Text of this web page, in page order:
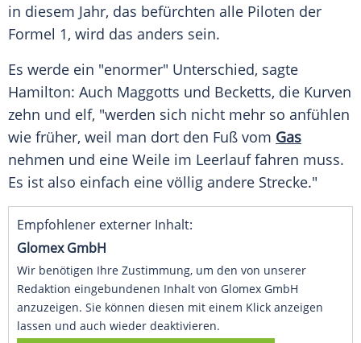
in diesem Jahr, das befürchten alle Piloten der
Formel 1, wird das anders sein.
Es werde ein "enormer" Unterschied, sagte
Hamilton: Auch Maggotts und Becketts, die Kurven
zehn und elf, "werden sich nicht mehr so anfühlen
wie früher, weil man dort den Fuß vom Gas
nehmen und eine Weile im Leerlauf fahren muss.
Es ist also einfach eine völlig andere Strecke."
Empfohlener externer Inhalt:
Glomex GmbH
Wir benötigen Ihre Zustimmung, um den von unserer
Redaktion eingebundenen Inhalt von Glomex GmbH
anzuzeigen. Sie können diesen mit einem Klick anzeigen
lassen und auch wieder deaktivieren.